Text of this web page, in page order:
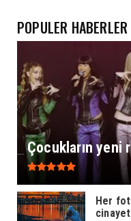
POPÜLER HABERLER
Çocukların yeni
Her